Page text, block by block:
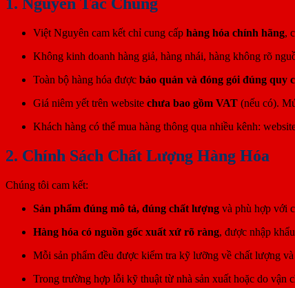
Việt Nguyên cam kết chỉ cung cấp hàng hóa chính hãng,
Không kinh doanh hàng giả, hàng nhái, hàng không rõ
Toàn bộ hàng hóa được bảo quản và đóng gói đúng quy
Giá niêm yết trên website chưa bao gồm VAT (nếu có).
Khách hàng có thể mua hàng thông qua nhiều kênh:
2. Chính Sách Chất Lượng Hàng Hóa
Chúng tôi cam kết:
Sản phẩm đúng mô tả, đúng chất lượng và phù hợp với
Hàng hóa có nguồn gốc xuất xứ rõ ràng, được nhập
Mỗi sản phẩm đều được kiểm tra kỹ lưỡng về chất lượng
Trong trường hợp lỗi kỹ thuật từ nhà sản xuất hoặc do vận